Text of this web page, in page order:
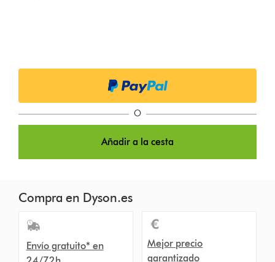
O
Añadir a la cesta
Compra en Dyson.es
Envío gratuito* en
Mejor precio
garantizado